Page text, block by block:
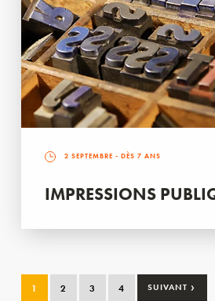
2 SEPTEMBRE - DÈS 7 ANS
IMPRESSIONS
1 2 3 4 SUIVANT ›